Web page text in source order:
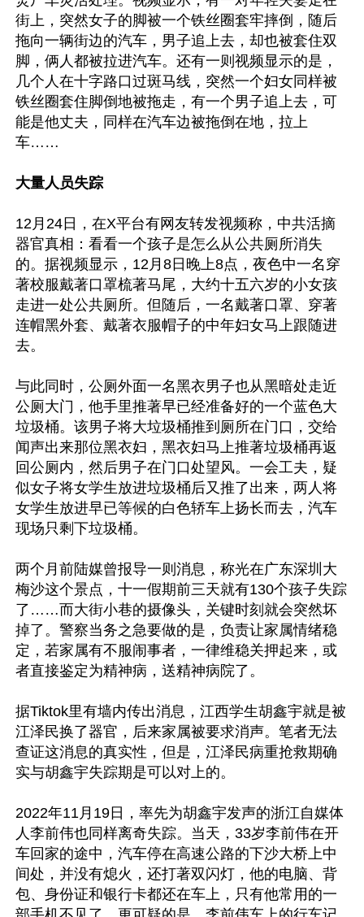
街上，突然女子的脚被一个铁丝圈套牢摔倒，随后
拖向一辆街边的汽车，男子追上去，却也被套住双
脚，俩人都被拉进汽车。还有一则视频显示的是，
几个人在十字路口过斑马线，突然一个妇女同样被
铁丝圈套住脚倒地被拖走，有一个男子追上去，可
能是他丈夫，同样在汽车边被拖倒在地，拉上
车……
大量人员失踪
12月24日，在X平台有网友转发视频称，中共活摘
器官真相：看看一个孩子是怎么从公共厕所消失
的。据视频显示，12月8日晚上8点，夜色中一名穿
著校服戴著口罩梳著马尾，大约十五六岁的小女孩
走进一处公共厕所。但随后，一名戴著口罩、穿著
连帽黑外套、戴著衣服帽子的中年妇女马上跟随进
去。
与此同时，公厕外面一名黑衣男子也从黑暗处走近
公厕大门，他手里推著早已经准备好的一个蓝色大
垃圾桶。该男子将大垃圾桶推到厕所在门口，交给
闻声出来那位黑衣妇，黑衣妇马上推著垃圾桶再返
回公厕内，然后男子在门口处望风。一会工夫，疑
似女子将女学生放进垃圾桶后又推了出来，两人将
女学生放进早已等候的白色轿车上扬长而去，汽车
现场只剩下垃圾桶。
两个月前陆媒曾报导一则消息，称光在广东深圳大
梅沙这个景点，十一假期前三天就有130个孩子失踪
了……而大街小巷的摄像头，关键时刻就会突然坏
掉了。警察当务之急要做的是，负责让家属情绪稳
定，若家属有不服闹事者，一律维稳关押起来，或
者直接鉴定为精神病，送精神病院了。
据Tiktok里有墙内传出消息，江西学生胡鑫宇就是被
江泽民换了器官，后来家属被要求消声。笔者无法
查证这消息的真实性，但是，江泽民病重抢救期确
实与胡鑫宇失踪期是可以对上的。
2022年11月19日，率先为胡鑫宇发声的浙江自媒体
人李前伟也同样离奇失踪。当天，33岁李前伟在开
车回家的途中，汽车停在高速公路的下沙大桥上中
间处，并没有熄火，还打著双闪灯，他的电脑、背
包、身份证和银行卡都还在车上，只有他常用的一